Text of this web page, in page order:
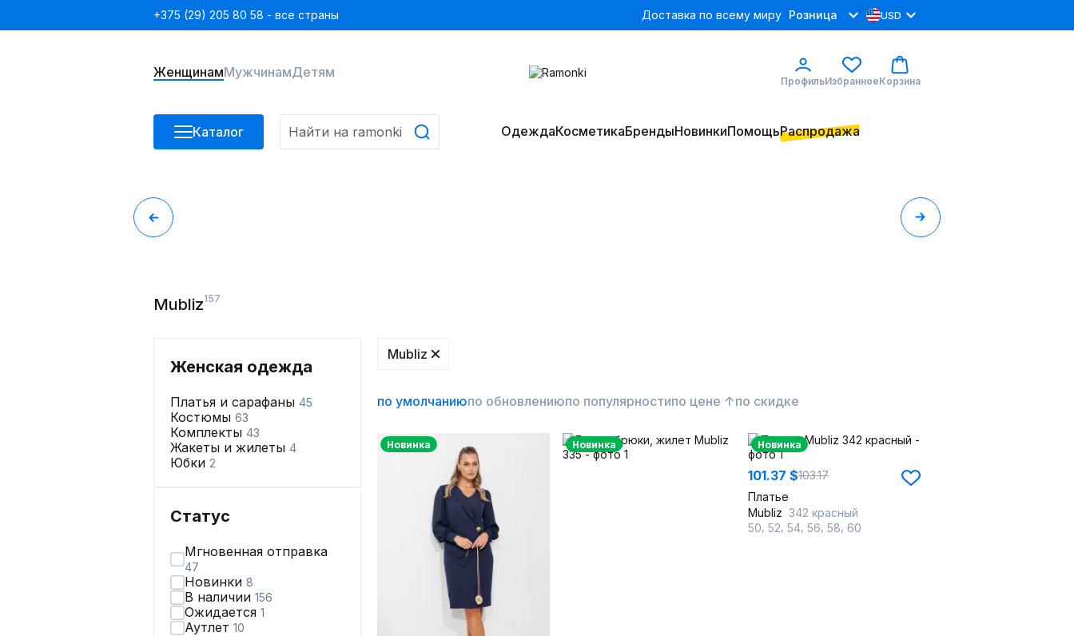
+375 (29) 205 80 58 - все страны Доставка по всему миру Розница USD
ЖенщинамМужчинамДетям
ПрофильИзбранноеКорзина
Каталог ОдеждаКосметикаБрендыНовинкиПомощьРаспродажа
Mubliz157
Женская одежда
Платья и сарафаны 45
Костюмы 63
Комплекты 43
Жакеты и жилеты 4
Юбки 2
Статус
Мгновенная отправка
47
Новинки 8
В наличии 156
Ожидается 1
Аутлет 10
Mubliz
по умолчаниюпо обновлениюпо популярностипо цене ↑по скидке
Новинка Новинка Новинка
101.37 $103.17
Платье
Mubliz 342 красный
50 52 54 56 58 60